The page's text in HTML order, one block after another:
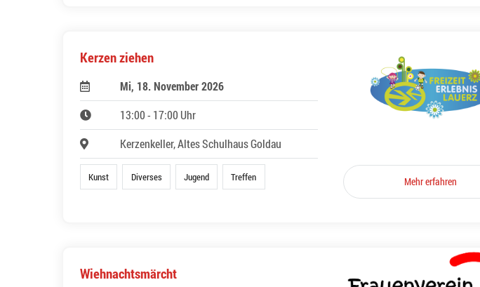
Kerzen ziehen
Mi, 18. November 2026
13:00 - 17:00 Uhr
Kerzenkeller, Altes Schulhaus Goldau
Kunst Diverses Jugend Treffen Mehr erfahren
Wiehnachtsmärcht